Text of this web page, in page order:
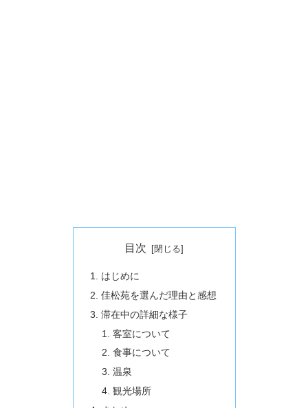
目次
はじめに
佳松苑を選んだ理由と感想
滞在中の詳細な様子
客室について
食事について
温泉
観光場所